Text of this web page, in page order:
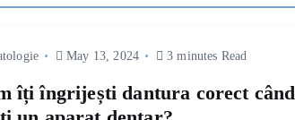
May 13, 2024 3 minutes Read
îți îngrijești dantura corect când